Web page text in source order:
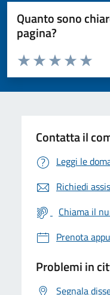
Quanto sono
pagina?
Valuta da 1 a 5 stelle la
Valuta
Valuta 4
Valuta 3 stelle
Valuta 2 stelle su 5
Valuta 1 stelle su 5
Contatta il
Leggi le
Richiedi
Chiama il
Prenota
Problemi in
Segnala